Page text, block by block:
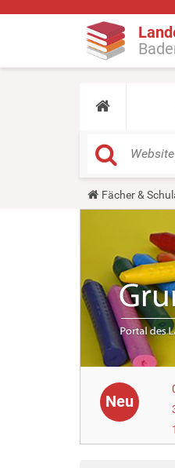
Y
o
e
r
e
Fächer &
Neu